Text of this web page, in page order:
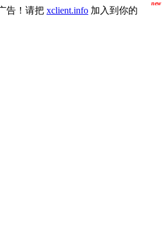
告！请把 xclient.info 加入到你的
new